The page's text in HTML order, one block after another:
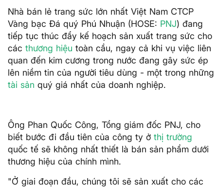
Nhà bán lẻ trang sức lớn nhất Việt Nam CTCP
Vàng bạc Đá quý Phú Nhuận (HOSE: PNJ) đang
tiếp tục thúc đẩy kế hoạch sản xuất trang sức cho
các thương hiệu toàn cầu, ngay cả khi vụ việc liên
quan đến kim cương trong nước đang gây sức ép
lên niềm tin của người tiêu dùng - một trong những
tài sản quý giá nhất của doanh nghiệp.
Ông Phan Quốc Công, Tổng giám đốc PNJ, cho
biết bước đi đầu tiên của công ty ở thị trường
quốc tế sẽ không nhất thiết là bán sản phẩm dưới
thương hiệu của chính mình.
"Ở giai đoạn đầu, chúng tôi sẽ sản xuất cho các